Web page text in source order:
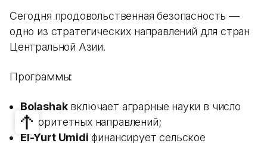
Сегодня продовольственная безопасность —
одно из стратегических направлений для стран
Центральной Азии.
Программы:
Bolashakвключает аграрные науки в число
приоритетных направлений;
El-Yurt Umidi финансирует сельское